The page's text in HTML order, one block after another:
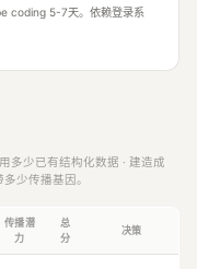
coding 5-7天。依赖登录系
多少已有结构化数据 · 建造成
少传播基因。
传播潜
力
总
分
决策